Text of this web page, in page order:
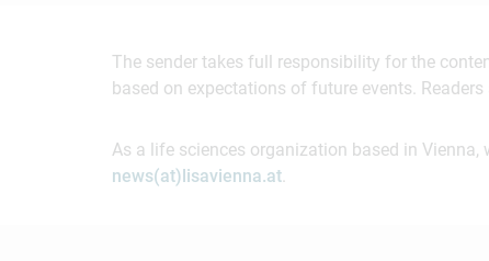
The sender takes full responsibility for the
based on expectations of future events.
As a life sciences organization based in
news(at)lisavienna.at.